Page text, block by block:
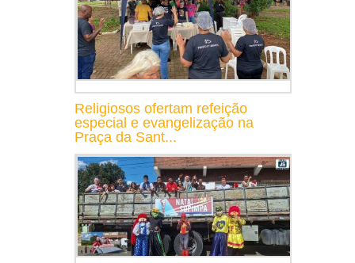
Religiosos ofertam refeição
especial e evangelização na
Praça da Sant...